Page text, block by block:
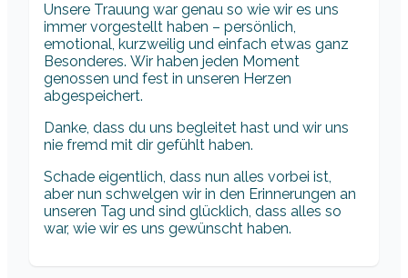
Unsere Trauung war genau so wie wir es uns
immer vorgestellt haben – persönlich,
emotional, kurzweilig und einfach etwas ganz
Besonderes. Wir haben jeden Moment
genossen und fest in unseren Herzen
abgespeichert.
Danke, dass du uns begleitet hast und wir uns
nie fremd mit dir gefühlt haben.
Schade eigentlich, dass nun alles vorbei ist,
aber nun schwelgen wir in den Erinnerungen an
unseren Tag und sind glücklich, dass alles so
war, wie wir es uns gewünscht haben.